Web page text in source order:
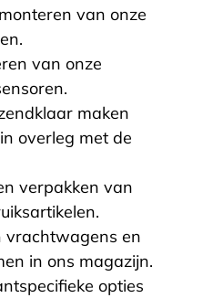
van onze
van onze
maken
overleg met de
verpakken van
vrachtwagens en
in ons magazijn.
opties